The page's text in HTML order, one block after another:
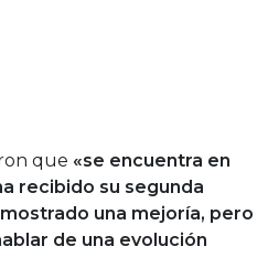
que «se encuentra en
recibido su segunda
una mejoría, pero
de una evolución